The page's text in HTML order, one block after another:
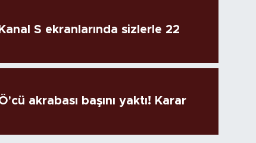
S ekranlarında sizlerle 22
akrabası başını yaktı! Karar